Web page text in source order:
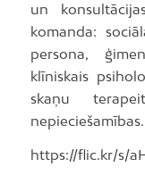
un
komanda:
persona,
klīniskais
skaņu
nepieciešamības.
https://flic.kr/s/